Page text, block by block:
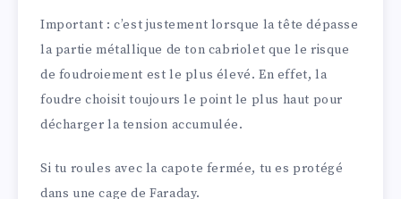
Important : c’est justement lorsque la tête dépasse
la partie métallique de ton cabriolet que le risque
de foudroiement est le plus élevé. En effet, la
foudre choisit toujours le point le plus haut pour
décharger la tension accumulée.
Si tu roules avec la capote fermée, tu es protégé
dans une cage de Faraday.